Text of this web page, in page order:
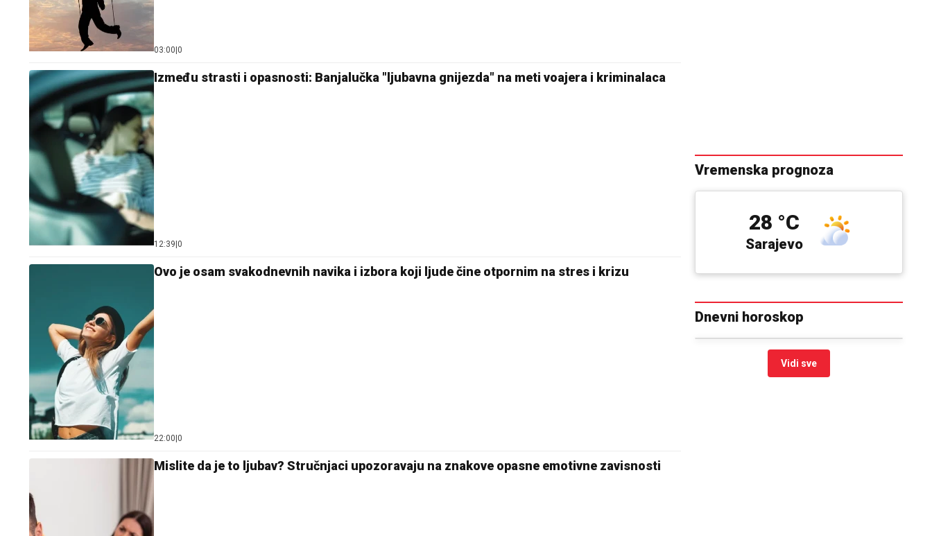
03:00 0
Između strasti i opasnosti: Banjalučka "ljubavna gnijezda" na meti voajera i kriminalaca
12:39 0
Ovo je osam svakodnevnih navika i izbora koji ljude čine otpornim na stres i krizu
22:00 0
Mislite da je to ljubav? Stručnjaci upozoravaju na znakove opasne emotivne zavisnosti
Vremenska prognoza
Sarajevo
28 °C
Dnevni horoskop
Vidi sve